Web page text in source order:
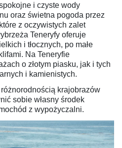
i czyste wody
oraz świetna pogoda przez
z oczywistych zalet
Teneryfy oferuje
i tłocznych, po małe
Na Teneryfie
o złotym piasku, jak i tych
i kamienistych.
krajobrazów
sobie własny środek
z wypożyczalni.